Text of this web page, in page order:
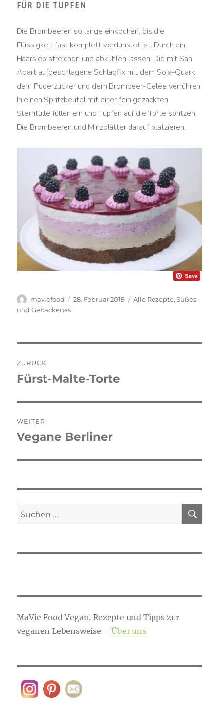
FÜR DIE TUPFEN
Die Brombeeren so lange einkochen, bis die
Flüssigkeit fast komplett verdunstet ist. Durch ein
Haarsieb streichen und abkühlen lassen. Die mit San
Apart aufgeschlagene Schlagfix mit dem Soja-Quark,
dem Puderzucker und dem Brombeer-Gelee verrühren.
In einen Spritzbeutel mit einer fein gezackten
Sterntülle füllen ein und Tupfen auf die Torte spritzen.
Die Brombeeren und Minzblätter darauf platzieren.
Autor
maviefood
Veröffentlicht
28. Februar 2019 Kategorien
Alle Rezepte,Süßes
und Gebackenes
ZURÜCK
Vorheriger
Fürst-Malte-Torte
WEITER
Nächster
Vegane Berliner
Suchen
nach:
MaVie Food Vegan. Rezepte und Tipps zur
veganen Lebensweise –Über uns